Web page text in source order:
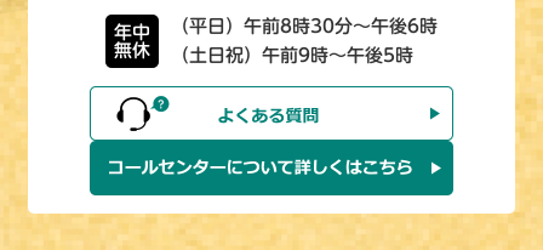
年中
無休
（平日）午前8時30分～午後6時
（土日祝）午前9時～午後5時